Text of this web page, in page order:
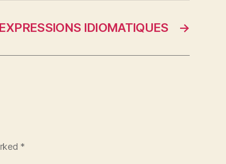
→
IDIOMATIQUES
*